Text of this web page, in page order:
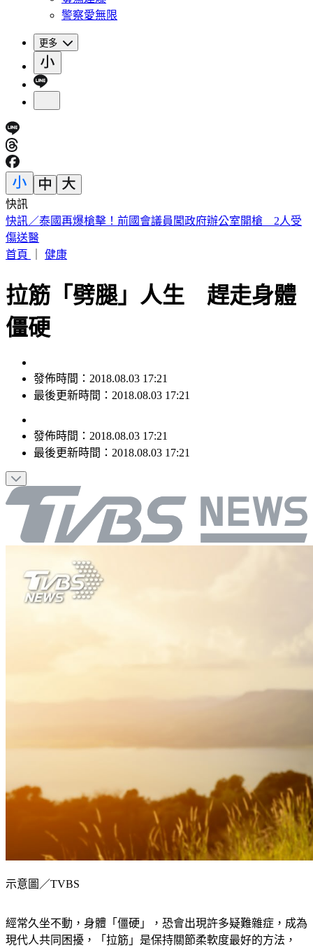
警察愛無限
更多
快訊
快訊／淡水國中生戲水遭大浪捲走 海巡急救援
首頁｜
拉筋「劈腿」人生 趕走身體
僵硬
最後更新時間：2018.08.03 17:21
最後更新時間：2018.08.03 17:21
現代人共同困擾，「拉筋」是保持關節柔軟度最好的方法，
TVBS《健康2.0》主持人鄭凱云表示，拉筋不需要很大的場